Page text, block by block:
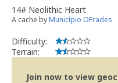
14# Neolithic Heart
A cache byMunicípio OFrades
Difficulty:
Terrain:
Join now to view